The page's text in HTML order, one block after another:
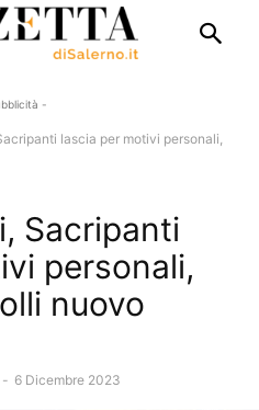
-
lascia per motivi personali,
Sacripanti
personali,
nuovo
- 6 Dicembre 2023